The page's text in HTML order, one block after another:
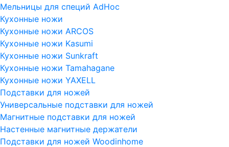
Мельницы для специй AdHoc
Кухонные ножи
Кухонные ножи ARCOS
Кухонные ножи Kasumi
Кухонные ножи Sunkraft
Кухонные ножи Tamahagane
Кухонные ножи YAXELL
Подставки для ножей
Универсальные подставки для ножей
Магнитные подставки для ножей
Настенные магнитные держатели
Подставки для ножей Woodinhome